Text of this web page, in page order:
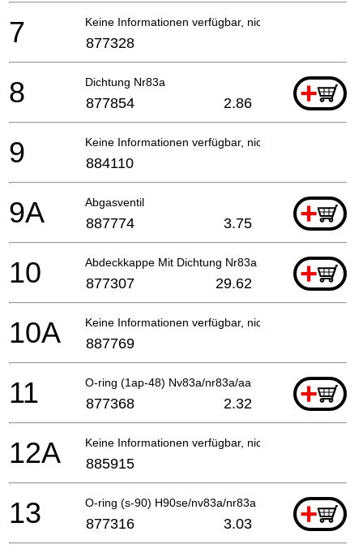
Keine Informationen verfügbar, nicht bestellbar
7 877328
Dichtung Nr83a +
8 877854 2.86
Keine Informationen verfügbar, nicht bestellbar
9 884110
Abgasventil +
9A 887774 3.75
Abdeckkappe Mit Dichtung Nr83a (inkl.pos.nr.9a) I
+
10 877307 29.62
Keine Informationen verfügbar, nicht bestellbar
10A 887769
O-ring (1ap-48) Nv83a/nr83a/aa +
11 877368 2.32
Keine Informationen verfügbar, nicht bestellbar
12A 885915
O-ring (s-90) H90se/nv83a/nr83a +
13 877316 3.03